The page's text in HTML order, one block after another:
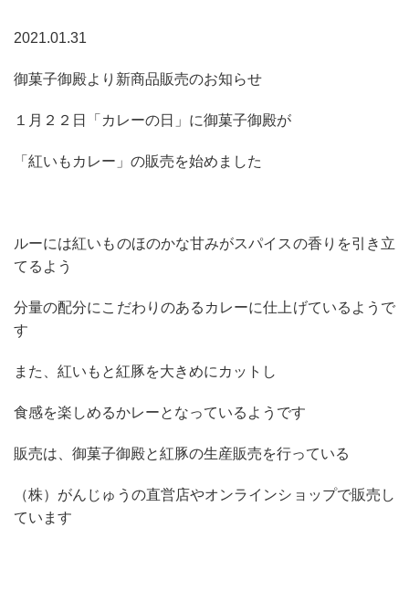
2021.01.31
御菓子御殿より新商品販売のお知らせ
１月２２日「カレーの日」に御菓子御殿が
「紅いもカレー」の販売を始めました
ルーには紅いものほのかな甘みがスパイスの香りを引き立
てるよう
分量の配分にこだわりのあるカレーに仕上げているようで
す
また、紅いもと紅豚を大きめにカットし
食感を楽しめるかレーとなっているようです
販売は、御菓子御殿と紅豚の生産販売を行っている
（株）がんじゅうの直営店やオンラインショップで販売し
ています